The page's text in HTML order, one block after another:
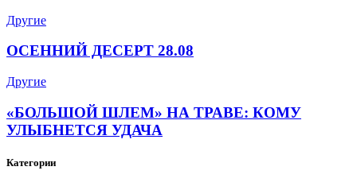
Другие
ОСЕННИЙ ДЕСЕРТ 28.08
Другие
«БОЛЬШОЙ ШЛЕМ» НА ТРАВЕ: КОМУ
УЛЫБНЕТСЯ УДАЧА
Категории